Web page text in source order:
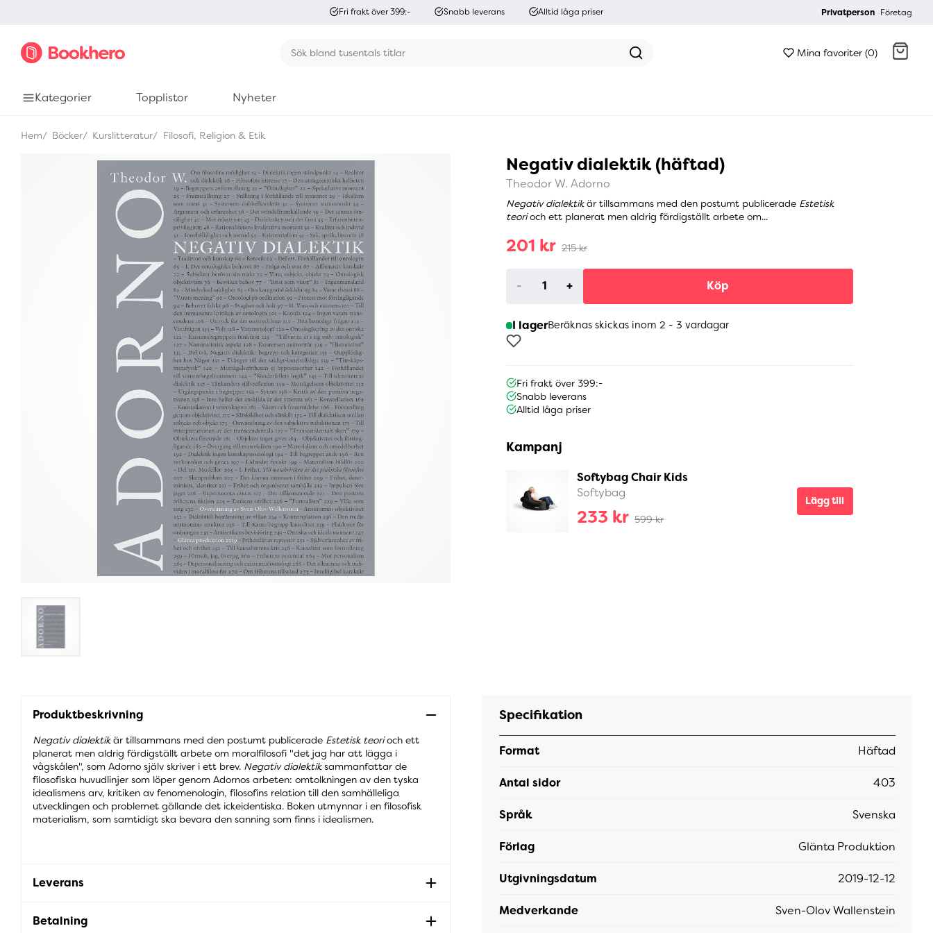
Fri frakt över 399:- Snabb leverans Alltid låga priser Privatperson Företag
Mina favoriter (0)
Kategorier Topplistor Nyheter
Hem Böcker Kurslitteratur Filosofi, Religion & Etik
Negativ dialektik (häftad)
Theodor W. Adorno
Negativ dialektikär tillsammans med den postumt publicerade Estetisk
teorioch ett planerat men aldrig färdigställt arbete om...
201 kr 215 kr
- + Köp
I lagerBeräknas skickas inom 2 - 3 vardagar
Fri frakt över 399:-
Snabb leverans
Alltid låga priser
Kampanj
Softybag Chair Kids
Softybag
233 kr 599 kr
Lägg till
Produktbeskrivning
Negativ dialektikär tillsammans med den postumt publicerade Estetisk teorioch ett
planerat men aldrig färdigställt arbete om moralfilosofi "det jag har att lägga i
vågskålen", som Adorno själv skriver i ett brev. Negativ dialektiksammanfattar de
filosofiska huvudlinjer som löper genom Adornos arbeten: omtolkningen av den tyska
idealismens arv, kritiken av fenomenologin, filosofins relation till den samhälleliga
utvecklingen och problemet gällande det ickeidentiska. Boken utmynnar i en filosofisk
materialism, som samtidigt ska bevara den sanning som finns i idealismen.
Leverans
Betalning
Specifikation
Format Häftad
Antal sidor 403
Språk Svenska
Förlag Glänta Produktion
Utgivningsdatum 2019-12-12
Medverkande Sven-Olov Wallenstein